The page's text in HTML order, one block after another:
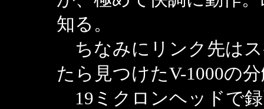
知る。
ちなみにリンク先は
たら見つけたV-1000の
19ミクロンヘッドで